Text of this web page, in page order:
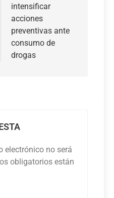
intensificar
acciones
preventivas ante
consumo de
drogas
electrónico no será
obligatorios están